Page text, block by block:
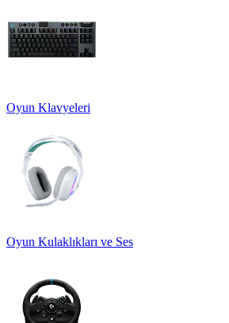
Oyun Klavyeleri
Oyun Kulaklıkları ve Ses